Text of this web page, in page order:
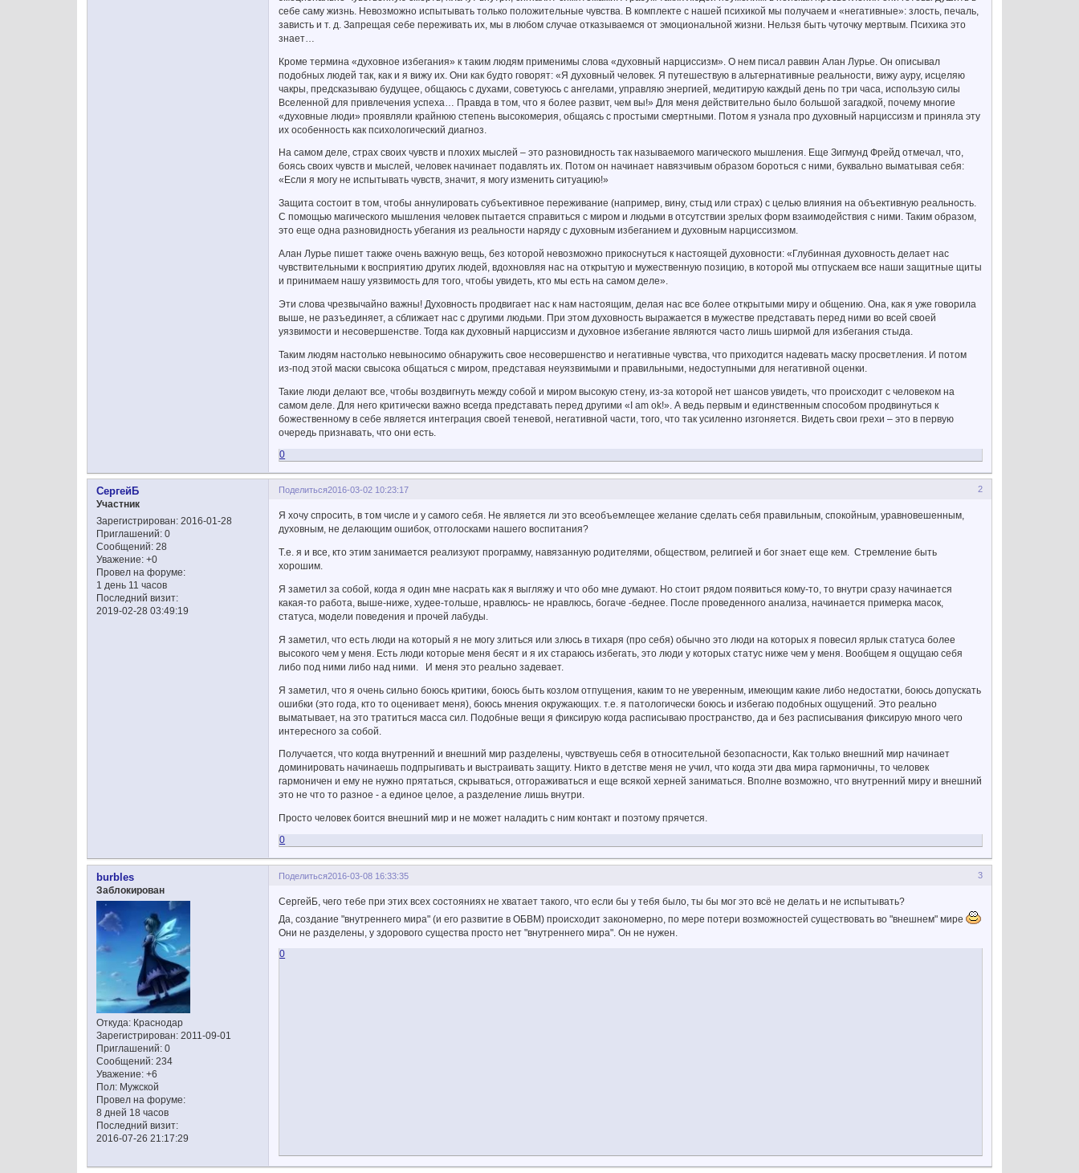
себе саму жизнь. Невозможно испытывать только положительные чувства. В комплекте с нашей психикой мы получаем и «негативные»: злость, печаль,
зависть и т. д. Запрещая себе переживать их, мы в любом случае отказываемся от эмоциональной жизни. Нельзя быть чуточку мертвым. Психика это
знает…
Кроме термина «духовное избегания» к таким людям применимы слова «духовный нарциссизм». О нем писал раввин Алан Лурье. Он описывал
подобных людей так, как и я вижу их. Они как будто говорят: «Я духовный человек. Я путешествую в альтернативные реальности, вижу ауру, исцеляю
чакры, предсказываю будущее, общаюсь с духами, советуюсь с ангелами, управляю энергией, медитирую каждый день по три часа, использую силы
Вселенной для привлечения успеха… Правда в том, что я более развит, чем вы!» Для меня действительно было большой загадкой, почему многие
«духовные люди» проявляли крайнюю степень высокомерия, общаясь с простыми смертными. Потом я узнала про духовный нарциссизм и приняла эту
их особенность как психологический диагноз.
На самом деле, страх своих чувств и плохих мыслей – это разновидность так называемого магического мышления. Еще Зигмунд Фрейд отмечал, что,
боясь своих чувств и мыслей, человек начинает подавлять их. Потом он начинает навязчивым образом бороться с ними, буквально выматывая себя:
«Если я могу не испытывать чувств, значит, я могу изменить ситуацию!»
Защита состоит в том, чтобы аннулировать субъективное переживание (например, вину, стыд или страх) с целью влияния на объективную реальность.
С помощью магического мышления человек пытается справиться с миром и людьми в отсутствии зрелых форм взаимодействия с ними. Таким образом,
это еще одна разновидность убегания из реальности наряду с духовным избеганием и духовным нарциссизмом.
Алан Лурье пишет также очень важную вещь, без которой невозможно прикоснуться к настоящей духовности: «Глубинная духовность делает нас
чувствительными к восприятию других людей, вдохновляя нас на открытую и мужественную позицию, в которой мы отпускаем все наши защитные щиты
и принимаем нашу уязвимость для того, чтобы увидеть, кто мы есть на самом деле».
Эти слова чрезвычайно важны! Духовность продвигает нас к нам настоящим, делая нас все более открытыми миру и общению. Она, как я уже говорила
выше, не разъединяет, а сближает нас с другими людьми. При этом духовность выражается в мужестве представать перед ними во всей своей
уязвимости и несовершенстве. Тогда как духовный нарциссизм и духовное избегание являются часто лишь ширмой для избегания стыда.
Таким людям настолько невыносимо обнаружить свое несовершенство и негативные чувства, что приходится надевать маску просветления. И потом
из-под этой маски свысока общаться с миром, представая неуязвимыми и правильными, недоступными для негативной оценки.
Такие люди делают все, чтобы воздвигнуть между собой и миром высокую стену, из-за которой нет шансов увидеть, что происходит с человеком на
самом деле. Для него критически важно всегда представать перед другими «I am ok!». А ведь первым и единственным способом продвинуться к
божественному в себе является интеграция своей теневой, негативной части, того, что так усиленно изгоняется. Видеть свои грехи – это в первую
очередь признавать, что они есть.
0
Поделиться 2
2016-03-02 10:23:17
СергейБ
Участник
Зарегистрирован: 2016-01-28
Приглашений: 0
Сообщений: 28
Уважение: +0
Провел на форуме:
1 день 11 часов
Последний визит:
2019-02-28 03:49:19
Я хочу спросить, в том числе и у самого себя. Не является ли это всеобъемлещее желание сделать себя правильным, спокойным, уравновешенным,
духовным, не делающим ошибок, отголосками нашего воспитания?
Т.е. я и все, кто этим занимается реализуют программу, навязанную родителями, обществом, религией и бог знает еще кем. Стремление быть
хорошим.
Я заметил за собой, когда я один мне насрать как я выгляжу и что обо мне думают. Но стоит рядом появиться кому-то, то внутри сразу начинается
какая-то работа, выше-ниже, худее-тольше, нравлюсь- не нравлюсь, богаче -беднее. После проведенного анализа, начинается примерка масок,
статуса, модели поведения и прочей лабуды.
Я заметил, что есть люди на который я не могу злиться или злюсь в тихаря (про себя) обычно это люди на которых я повесил ярлык статуса более
высокого чем у меня. Есть люди которые меня бесят и я их стараюсь избегать, это люди у которых статус ниже чем у меня. Вообщем я ощущаю себя
либо под ними либо над ними. И меня это реально задевает.
Я заметил, что я очень сильно боюсь критики, боюсь быть козлом отпущения, каким то не уверенным, имеющим какие либо недостатки, боюсь допускать
ошибки (это года, кто то оценивает меня), боюсь мнения окружающих. т.е. я патологически боюсь и избегаю подобных ощущений. Это реально
выматывает, на это тратиться масса сил. Подобные вещи я фиксирую когда расписываю пространство, да и без расписывания фиксирую много чего
интересного за собой.
Получается, что когда внутренний и внешний мир разделены, чувствуешь себя в относительной безопасности, Как только внешний мир начинает
доминировать начинаешь подпрыгивать и выстраивать защиту. Никто в детстве меня не учил, что когда эти два мира гармоничны, то человек
гармоничен и ему не нужно прятаться, скрываться, отгораживаться и еще всякой херней заниматься. Вполне возможно, что внутренний миру и внешний
это не что то разное - а единое целое, а разделение лишь внутри.
Просто человек боится внешний мир и не может наладить с ним контакт и поэтому прячется.
0
Поделиться 3
2016-03-08 16:33:35
burbles
Заблокирован
Откуда: Краснодар
Зарегистрирован: 2011-09-01
Приглашений: 0
Сообщений: 234
Уважение: +6
Пол: Мужской
Провел на форуме:
8 дней 18 часов
Последний визит:
2016-07-26 21:17:29
СергейБ, чего тебе при этих всех состояниях не хватает такого, что если бы у тебя было, ты бы мог это всё не делать и не испытывать?
Да, создание "внутреннего мира" (и его развитие в ОБВМ) происходит закономерно, по мере потери возможностей существовать во "внешнем" мире
Они не разделены, у здорового существа просто нет "внутреннего мира". Он не нужен.
0